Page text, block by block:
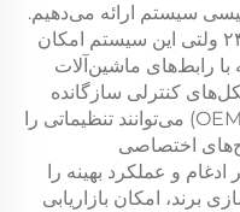
سیستم ارائه می‌دهیم.
این سیستم امکان
رابط‌های ماشین‌آلات
کنترلی سازگانده
می‌شوند. سازندگان تجهیزات اصلی (OEM) می‌توانند تنظیماتی را
اختصاصی
و عملکرد بهینه را
امکان بازاریابی